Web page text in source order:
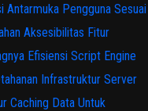
Antarmuka Pengguna Sesuai
Aksesibilitas Fitur
Efisiensi Script Engine
Infrastruktur Server
Caching Data Untuk